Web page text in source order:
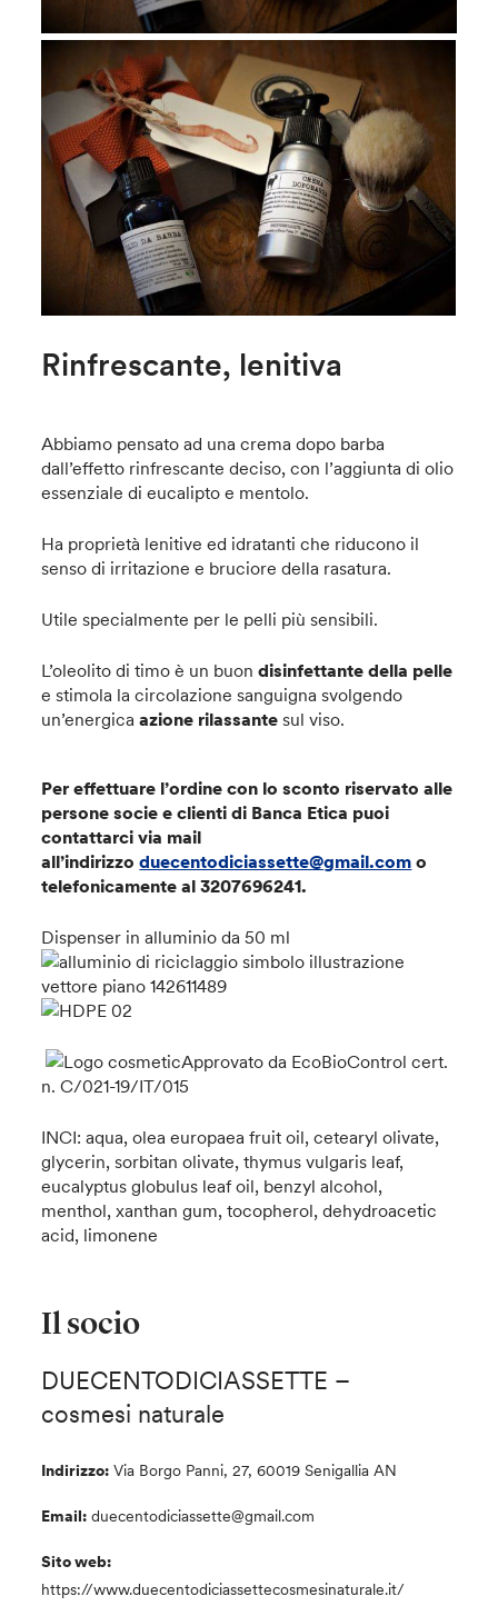
Rinfrescante, lenitiva
Abbiamo pensato ad una crema dopo barba
dall’effetto rinfrescante deciso, con l’aggiunta di olio
essenziale di eucalipto e mentolo.
Ha proprietà lenitive ed idratanti che riducono il
senso di irritazione e bruciore della rasatura.
Utile specialmente per le pelli più sensibili.
L’oleolito di timo è un buondisinfettante della pelle
e stimola la circolazione sanguigna svolgendo
un’energicaazione rilassantesul viso.
Per effettuare l’ordine con lo sconto riservato alle
persone socie e clienti di Banca Etica puoi
contattarci via mail
all’indirizzoduecentodiciassette@gmail.com o
telefonicamente al 3207696241.
Dispenser in alluminio da 50 ml
Approvato da EcoBioControl cert.
n. C/021-19/IT/015
INCI: aqua, olea europaea fruit oil, cetearyl olivate,
glycerin, sorbitan olivate, thymus vulgaris leaf,
eucalyptus globulus leaf oil, benzyl alcohol,
menthol, xanthan gum, tocopherol, dehydroacetic
acid, limonene
Il socio
DUECENTODICIASSETTE –
cosmesi naturale
Indirizzo: Via Borgo Panni, 27, 60019 Senigallia AN
Email: duecentodiciassette@gmail.com
Sito web:
https://www.duecentodiciassettecosmesinaturale.it/